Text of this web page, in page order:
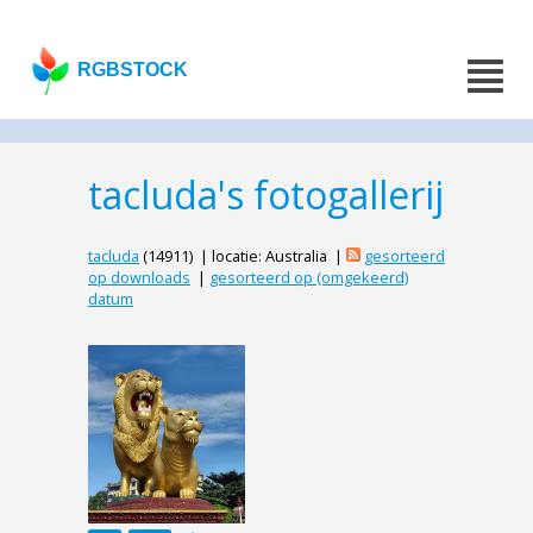
RGBSTOCK
tacluda's fotogallerij
tacluda (14911) | locatie: Australia |
gesorteerd
op downloads | gesorteerd op (omgekeerd)
datum